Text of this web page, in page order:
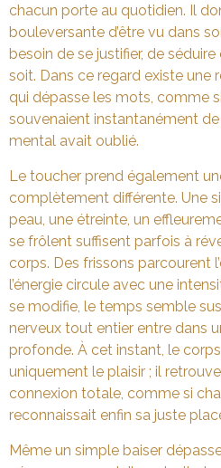
chacun porte au quotidien. Il
bouleversante d’être vu dans
besoin de se justifier, de
soit. Dans ce regard existe une
qui dépasse les mots, comme
souvenaient instantanément
mental avait oublié.
Le toucher prend également
complètement différente. Une
peau, une étreinte, un
se frôlent suffisent parfois à
corps. Des frissons parcourent
l’énergie circule avec une
se modifie, le temps semble
nerveux tout entier entre dans
profonde. À cet instant, le
uniquement le plaisir ; il
connexion totale, comme si
reconnaissait enfin sa juste
Même un simple baiser